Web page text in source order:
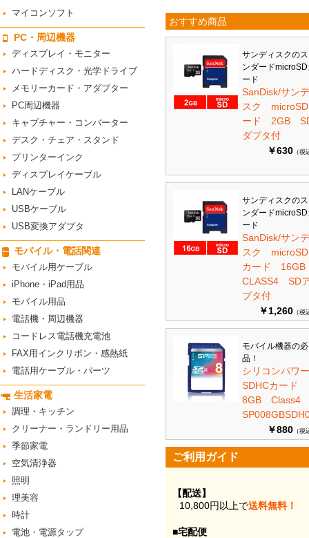
マイコンソフト
PC・周辺機器
ディスプレイ・モニター
ハードディスク・光学ドライブ
メモリーカード・アダプター
PC周辺機器
キャプチャー・コンバーター
デスク・チェア・スタンド
プリンターインク
ディスプレイケーブル
LANケーブル
USBケーブル
USB変換アダプタ
モバイル・電話関連
モバイル用ケーブル
iPhone・iPad用品
モバイル用品
電話機・周辺機器
コードレス電話機充電池
FAX用インクリボン・感熱紙
電話用ケーブル・パーツ
生活家電
調理・キッチン
クリーナー・ランドリー用品
季節家電
空気清浄器
照明
理美容
時計
電池・電源タップ
おすすめ商品
サンディスクの
ンダード
ード
SanDisk/サン
スク
ード 2GB
ダプタ付
￥630 （税
サンディスクの
ンダード
ード
SanDisk/サン
スク
カード
CLASS4 SD
プタ付
￥1,260 （税
モバイル機器の
品！
シリコンパ
SDHCカード
8GB
￥880 （税
ご利用ガイド
【配送】
10,800円以上で送料無料！
■宅配便